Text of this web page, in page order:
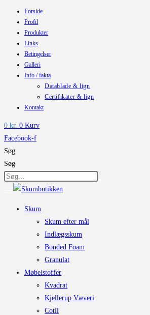
Forside
Profil
Produkter
Links
Betingelser
Galleri
Info / fakta
Datablade & lign
Certifikater & lign
Kontakt
0 kr. 0 Kurv
Facebook-f
Søg
Søg
Skum
Skum efter mål
Indlægsskum
Bonded Foam
Granulat
Møbelstoffer
Kvadrat
Kjellerup Væveri
Cotil